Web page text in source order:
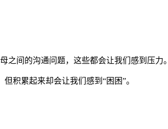
之间的沟通问题，这些都会让我们感到压力。
积累起来却会让我们感到“困困”。